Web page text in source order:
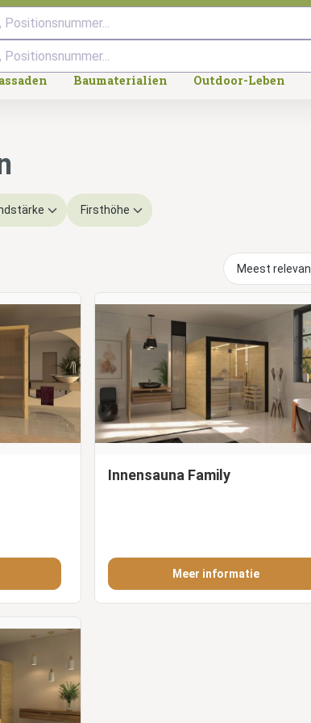
Baumaterialien Outdoor-Leben
Firsthöhe
Innensauna Family
Meer informatie